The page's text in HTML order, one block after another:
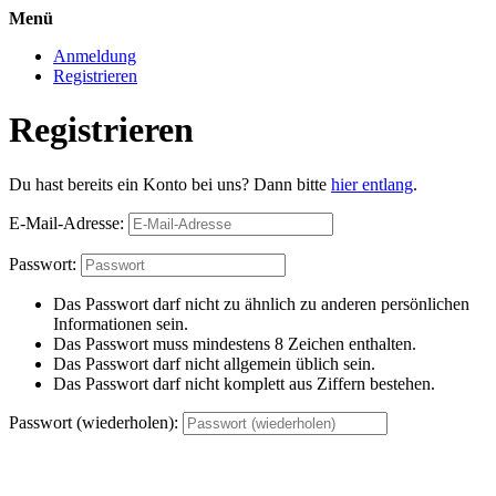
Menü
Anmeldung
Registrieren
Registrieren
Du hast bereits ein Konto bei uns? Dann bitte hier entlang.
E-Mail-Adresse:
Passwort:
Das Passwort darf nicht zu ähnlich zu anderen persönlichen
Informationen sein.
Das Passwort muss mindestens 8 Zeichen enthalten.
Das Passwort darf nicht allgemein üblich sein.
Das Passwort darf nicht komplett aus Ziffern bestehen.
Passwort (wiederholen):